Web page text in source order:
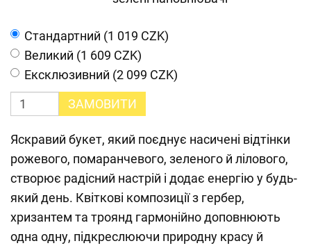
Cтандартний (1 019 CZK)
Великий (1 609 CZK)
Ексклюзивний (2 099 CZK)
ЗАМОВИТИ
Яскравий букет, який поєднує насичені відтінки
рожевого, помаранчевого, зеленого й лілового,
створює радісний настрій і додає енергію у будь-
який день. Квіткові композиції з гербер,
хризантем та троянд гармонійно доповнюють
одна одну, підкреслюючи природну красу й